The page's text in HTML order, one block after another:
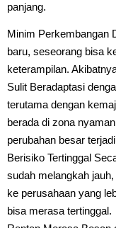
panjang.
Minim Perkembangan
baru, seseorang bisa
keterampilan.
Sulit Beradaptasi
terutama dengan
berada di zona
perubahan besar
Berisiko Tertinggal
sudah melangkah
ke perusahaan yang
bisa merasa tertinggal.